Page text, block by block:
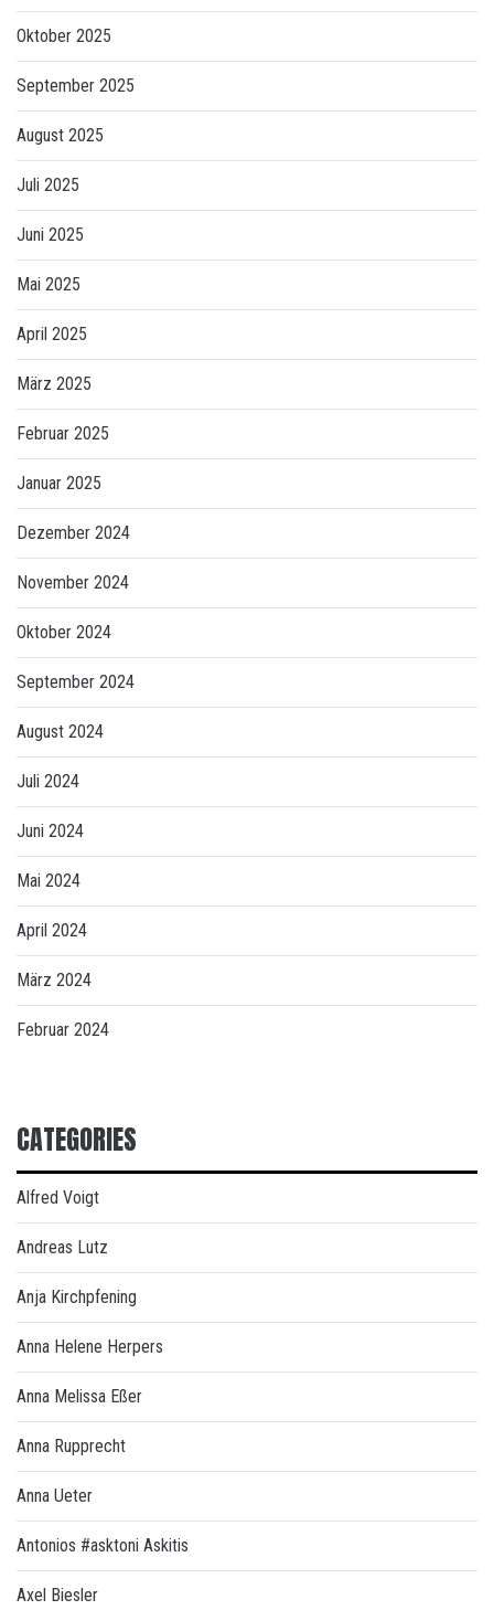
Oktober 2025
September 2025
August 2025
Juli 2025
Juni 2025
Mai 2025
April 2025
März 2025
Februar 2025
Januar 2025
Dezember 2024
November 2024
Oktober 2024
September 2024
August 2024
Juli 2024
Juni 2024
Mai 2024
April 2024
März 2024
Februar 2024
CATEGORIES
Alfred Voigt
Andreas Lutz
Anja Kirchpfening
Anna Helene Herpers
Anna Melissa Eßer
Anna Rupprecht
Anna Ueter
Antonios #asktoni Askitis
Axel Biesler